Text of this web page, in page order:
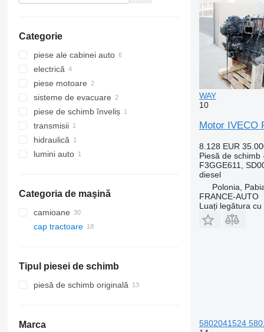
Categorie
piese ale cabinei auto
cabine
scaune
mânere portieră
electrică
conductori electric
panouri cu dispozitive
unităţi de control
piese motoare
motoare
sisteme de evacuare
catalizatoare
piese de schimb înveliș
aripi plastic
transmisii
axe posterioare
hidraulică
cilindrii hidraulici
lumini auto
Categoria de maşină
camioane
cap tractoare
Tipul piesei de schimb
piesă de schimb originală
Marca
WAY
10
Motor IVECO
8.128 EUR
Piesă de schimb
F3GGE611,
diesel
Polonia,
FRANCE-AUTO
Luați legătura
5802041524